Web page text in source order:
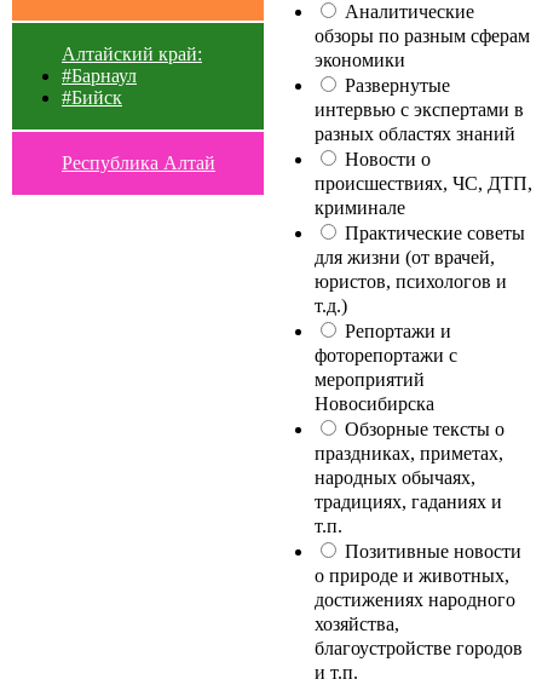
Алтайский край:
#Барнаул
#Бийск
Республика Алтай
Аналитические
обзоры по разным сферам
экономики
Развернутые
интервью с экспертами в
разных областях знаний
Новости о
происшествиях, ЧС, ДТП,
криминале
Практические советы
для жизни (от врачей,
юристов, психологов и
т.д.)
Репортажи и
фоторепортажи с
мероприятий
Новосибирска
Обзорные тексты о
праздниках, приметах,
народных обычаях,
традициях, гаданиях и
т.п.
Позитивные новости
о природе и животных,
достижениях народного
хозяйства,
благоустройстве городов
и т.п.